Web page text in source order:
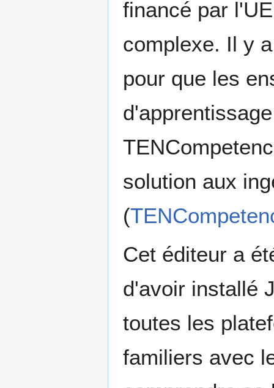
financé par
complexe. Il y
pour que les
solution aux
(
Cet éditeur a
d'avoir installé
toutes les
familiers avec